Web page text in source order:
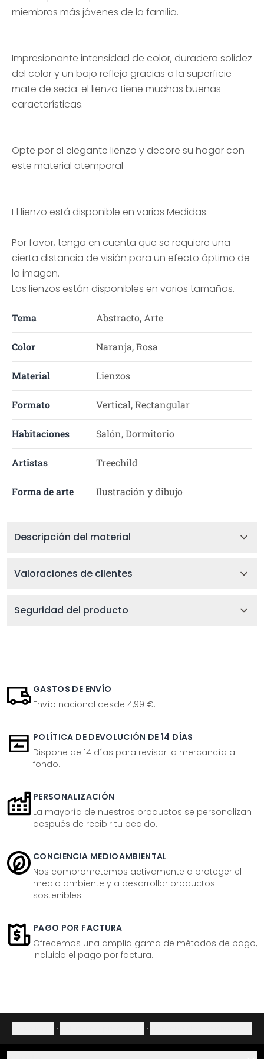
miembros más jóvenes de la familia.
Impresionante intensidad de color, duradera solidez
del color y un bajo reflejo gracias a la superficie
mate de seda: el lienzo tiene muchas buenas
características.
Opte por el elegante lienzo y decore su hogar con
este material atemporal
El lienzo está disponible en varias Medidas.
Por favor, tenga en cuenta que se requiere una
cierta distancia de visión para un efecto óptimo de
la imagen.
Los lienzos están disponibles en varios tamaños.
Tema Abstracto, Arte
Color Naranja, Rosa
Material Lienzos
Formato Vertical, Rectangular
Habitaciones Salón, Dormitorio
Artistas Treechild
Forma de arte Ilustración y dibujo
Descripción del material
Valoraciones de clientes
Seguridad del producto
GASTOS DE ENVÍO
Envío nacional desde 4,99 €.
POLÍTICA DE DEVOLUCIÓN DE 14 DÍAS
Dispone de 14 días para revisar la mercancía a
fondo.
PERSONALIZACIÓN
La mayoría de nuestros productos se personalizan
después de recibir tu pedido.
CONCIENCIA MEDIOAMBIENTAL
Nos comprometemos activamente a proteger el
medio ambiente y a desarrollar productos
sostenibles.
PAGO POR FACTURA
Ofrecemos una amplia gama de métodos de pago,
incluido el pago por factura.
· ·